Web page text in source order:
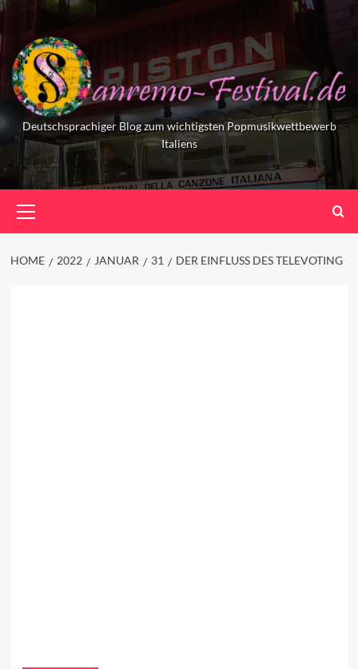
Skip
to
content
Deutschsprachiger Blog zum wichtigsten Popmusikwettbewerb
Italiens
Menu
HOME 2022 JANUAR 31 DER EINFLUSS DES TELEVOTING